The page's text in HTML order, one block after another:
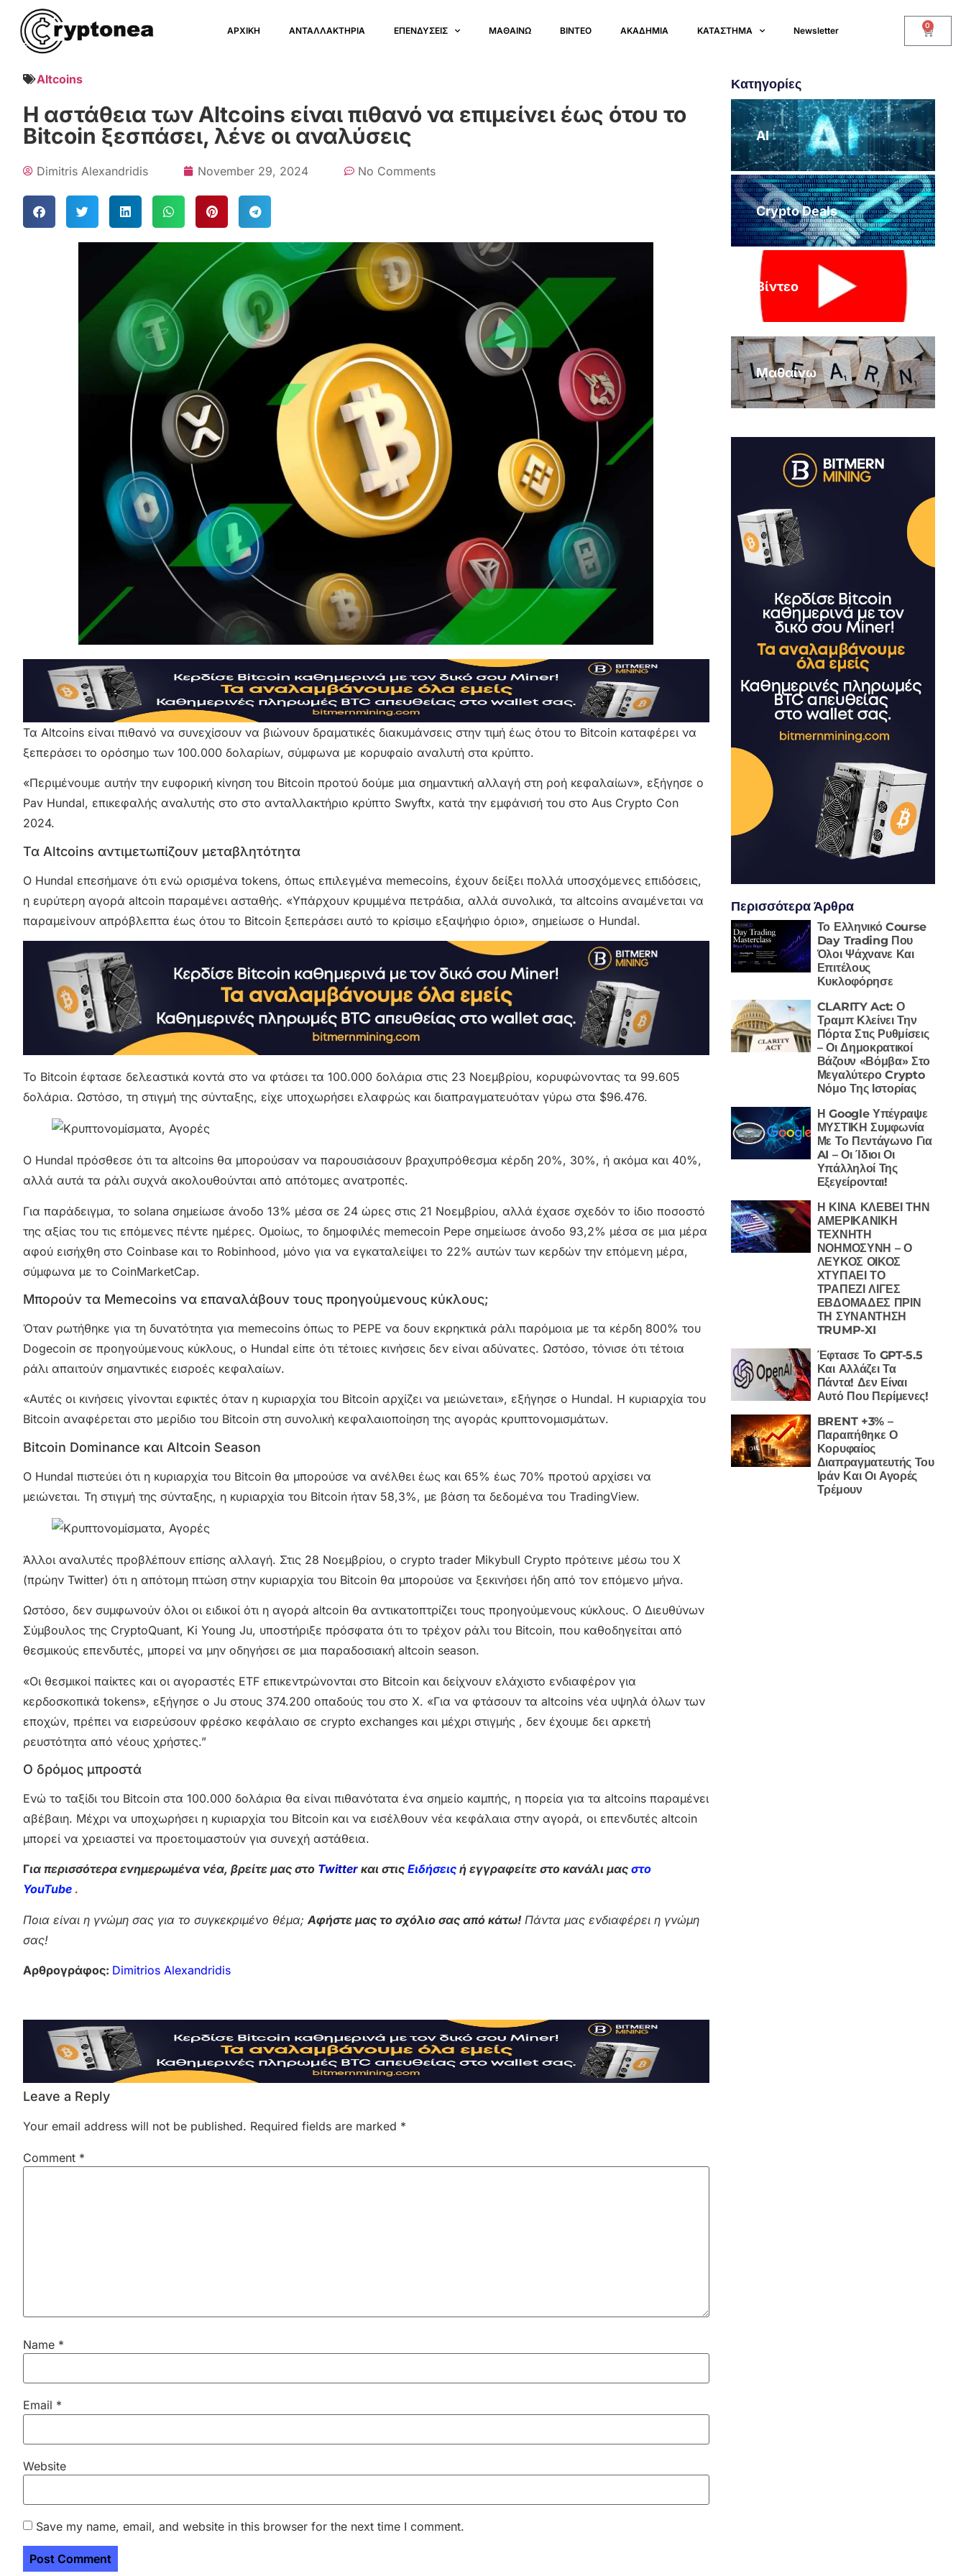
ΑΡΧΙΚΗ ΑΝΤΑΛΛΑΚΤΗΡΙΑ ΕΠΕΝΔΥΣΕΙΣ ΜΑΘΑΙΝΩ ΒΙΝΤΕΟ ΑΚΑΔΗΜΙΑ ΚΑΤΑΣΤΗΜΑ Newsletter 0
Altcoins
Η αστάθεια των Altcoins είναι πιθανό να επιμείνει έως ότου το
Bitcoin ξεσπάσει, λένε οι αναλύσεις
Dimitris Alexandridis November 29, 2024 No Comments
Τα Altcoins είναι πιθανό να συνεχίσουν να βιώνουν δραματικές διακυμάνσεις στην τιμή έως ότου το Bitcoin καταφέρει να
ξεπεράσει το ορόσημο των 100.000 δολαρίων, σύμφωνα με κορυφαίο αναλυτή στα κρύπτο.
«Περιμένουμε αυτήν την ευφορική κίνηση του Bitcoin προτού δούμε μια σημαντική αλλαγή στη ροή κεφαλαίων», εξήγησε ο
Pav Hundal, επικεφαλής αναλυτής στο στο ανταλλακτήριο κρύπτο Swyftx, κατά την εμφάνισή του στο Aus Crypto Con
2024.
Τα Altcoins αντιμετωπίζουν μεταβλητότητα
Ο Hundal επεσήμανε ότι ενώ ορισμένα tokens, όπως επιλεγμένα memecoins, έχουν δείξει πολλά υποσχόμενες επιδόσεις,
η ευρύτερη αγορά altcoin παραμένει ασταθής. «Υπάρχουν κρυμμένα πετράδια, αλλά συνολικά, τα altcoins αναμένεται να
παραμείνουν απρόβλεπτα έως ότου το Bitcoin ξεπεράσει αυτό το κρίσιμο εξαψήφιο όριο», σημείωσε ο Hundal.
Το Bitcoin έφτασε δελεαστικά κοντά στο να φτάσει τα 100.000 δολάρια στις 23 Νοεμβρίου, κορυφώνοντας τα 99.605
δολάρια. Ωστόσο, τη στιγμή της σύνταξης, είχε υποχωρήσει ελαφρώς και διαπραγματευόταν γύρω στα $96.476.
Ο Hundal πρόσθεσε ότι τα altcoins θα μπορούσαν να παρουσιάσουν βραχυπρόθεσμα κέρδη 20%, 30%, ή ακόμα και 40%,
αλλά αυτά τα ράλι συχνά ακολουθούνται από απότομες ανατροπές.
Για παράδειγμα, το solana σημείωσε άνοδο 13% μέσα σε 24 ώρες στις 21 Νοεμβρίου, αλλά έχασε σχεδόν το ίδιο ποσοστό
της αξίας του τις επόμενες πέντε ημέρες. Ομοίως, το δημοφιλές memecoin Pepe σημείωσε άνοδο 93,2% μέσα σε μια μέρα
αφού εισήχθη στο Coinbase και το Robinhood, μόνο για να εγκαταλείψει το 22% αυτών των κερδών την επόμενη μέρα,
σύμφωνα με το CoinMarketCap.
Μπορούν τα Memecoins να επαναλάβουν τους προηγούμενους κύκλους;
Όταν ρωτήθηκε για τη δυνατότητα για memecoins όπως το PEPE να δουν εκρηκτικά ράλι παρόμοια με τα κέρδη 800% του
Dogecoin σε προηγούμενους κύκλους, ο Hundal είπε ότι τέτοιες κινήσεις δεν είναι αδύνατες. Ωστόσο, τόνισε ότι τέτοια
ράλι απαιτούν σημαντικές εισροές κεφαλαίων.
«Αυτές οι κινήσεις γίνονται εφικτές όταν η κυριαρχία του Bitcoin αρχίζει να μειώνεται», εξήγησε ο Hundal. Η κυριαρχία του
Bitcoin αναφέρεται στο μερίδιο του Bitcoin στη συνολική κεφαλαιοποίηση της αγοράς κρυπτονομισμάτων.
Bitcoin Dominance και Altcoin Season
Ο Hundal πιστεύει ότι η κυριαρχία του Bitcoin θα μπορούσε να ανέλθει έως και 65% έως 70% προτού αρχίσει να
μειώνεται. Τη στιγμή της σύνταξης, η κυριαρχία του Bitcoin ήταν 58,3%, με βάση τα δεδομένα του TradingView.
Άλλοι αναλυτές προβλέπουν επίσης αλλαγή. Στις 28 Νοεμβρίου, ο crypto trader Mikybull Crypto πρότεινε μέσω του X
(πρώην Twitter) ότι η απότομη πτώση στην κυριαρχία του Bitcoin θα μπορούσε να ξεκινήσει ήδη από τον επόμενο μήνα.
Ωστόσο, δεν συμφωνούν όλοι οι ειδικοί ότι η αγορά altcoin θα αντικατοπτρίζει τους προηγούμενους κύκλους. Ο Διευθύνων
Σύμβουλος της CryptoQuant, Ki Young Ju, υποστήριξε πρόσφατα ότι το τρέχον ράλι του Bitcoin, που καθοδηγείται από
θεσμικούς επενδυτές, μπορεί να μην οδηγήσει σε μια παραδοσιακή altcoin season.
«Οι θεσμικοί παίκτες και οι αγοραστές ETF επικεντρώνονται στο Bitcoin και δείχνουν ελάχιστο ενδιαφέρον για
κερδοσκοπικά tokens», εξήγησε ο Ju στους 374.200 οπαδούς του στο X. «Για να φτάσουν τα altcoins νέα υψηλά όλων των
εποχών, πρέπει να εισρεύσουν φρέσκο ​​κεφάλαιο σε crypto exchanges και μέχρι στιγμής , δεν έχουμε δει αρκετή
ρευστότητα από νέους χρήστες.”
Ο δρόμος μπροστά
Ενώ το ταξίδι του Bitcoin στα 100.000 δολάρια θα είναι πιθανότατα ένα σημείο καμπής, η πορεία για τα altcoins παραμένει
αβέβαιη. Μέχρι να υποχωρήσει η κυριαρχία του Bitcoin και να εισέλθουν νέα κεφάλαια στην αγορά, οι επενδυτές altcoin
μπορεί να χρειαστεί να προετοιμαστούν για συνεχή αστάθεια.
Για περισσότερα ενημερωμένα νέα, βρείτε μας στο Twitter και στις Ειδήσεις ή εγγραφείτε στο κανάλι μας στο
YouTube .
Ποια είναι η γνώμη σας για το συγκεκριμένο θέμα; Αφήστε μας το σχόλιο σας από κάτω! Πάντα μας ενδιαφέρει η γνώμη
σας!
Αρθρογράφος: Dimitrios Alexandridis
Leave a Reply
Your email address will not be published. Required fields are marked *
Comment *
Name *
Email *
Website
Save my name, email, and website in this browser for the next time I comment.
Κατηγορίες
AI
Crypto Deals
Βίντεο
Μαθαίνω
Περισσότερα Άρθρα
Το Ελληνικό Course
Day Trading Που
Όλοι Ψάχνανε Και
Επιτέλους
Κυκλοφόρησε
CLARITY Act: Ο
Τραμπ Κλείνει Την
Πόρτα Στις Ρυθμίσεις
– Οι Δημοκρατικοί
Βάζουν «Βόμβα» Στο
Μεγαλύτερο Crypto
Νόμο Της Ιστορίας
Η Google Υπέγραψε
ΜΥΣΤΙΚΗ Συμφωνία
Με Το Πεντάγωνο Για
AI – Οι Ίδιοι Οι
Υπάλληλοί Της
Εξεγείρονται!
Η ΚΙΝΑ ΚΛΕΒΕΙ ΤΗΝ
ΑΜΕΡΙΚΑΝΙΚΗ
ΤΕΧΝΗΤΗ
ΝΟΗΜΟΣΥΝΗ – Ο
ΛΕΥΚΟΣ ΟΙΚΟΣ
ΧΤΥΠΑΕΙ ΤΟ
ΤΡΑΠΕΖΙ ΛΙΓΕΣ
ΕΒΔΟΜΑΔΕΣ ΠΡΙΝ
ΤΗ ΣΥΝΑΝΤΗΣΗ
TRUMP-XI
Έφτασε Το GPT-5.5
Και Αλλάζει Τα
Πάντα! Δεν Είναι
Αυτό Που Περίμενες!
BRENT +3% –
Παραιτήθηκε Ο
Κορυφαίος
Διαπραγματευτής Του
Ιράν Και Οι Αγορές
Τρέμουν